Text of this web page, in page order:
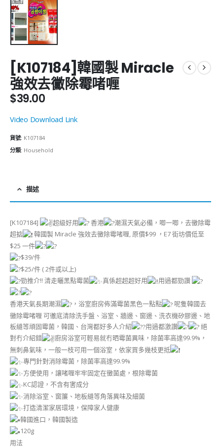
[K107184]韓國製 Miracle
強效去黴除霉啫喱
$39.00
Video Download Link
貨號: K107184
分類: Household
描述
[K107184] 超級好用 香港
潮濕天氣必備，唧一唧，去黴除霉
超掂
韓國製 Miracle 強效去黴除霉啫喱, 原價$99 ，E7 街坊價低至
$25 一件
$39/件
$25/件 ( 2件或以上)
勁推介!! 清走曬黑點霉菌
真係超超超好用 用過都勁讚
香港天氣長期潮濕 ，浴室廚房佈滿霉菌黑色一點點
呢隻韓國去
黴除霉啫喱 可徹底清除洗手盤、浴室、牆邊、窗邊、洗衣機矽膠邊、地
板縫等頑固霉菌，韓國、台灣都好多人介紹
用過都激讚
絕
對冇介紹錯
廚房浴室可輕易就冇晒霉菌異味，除菌率高達99.9%，
無刺鼻氣味，一般一枝可用一個浴室，依家買多幾枝更抵
專門針對消除霉菌，除菌率高達99.9%
方便使用，讓啫喱牢牢固定在黴菌處，根除霉菌
KC認證，不含有害成分
消除浴室、窗簾、地板縫等角落異味及細菌
打造清潔家居環境，保障家人健康
韓國進口，韓國製造
120g
用法